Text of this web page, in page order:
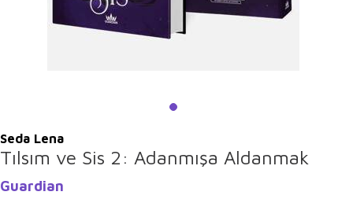
Seda Lena
Tılsım ve Sis 2: Adanmışa Aldanmak
Guardian